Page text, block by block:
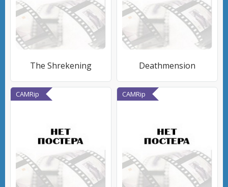
The Shrekening Deathmension
CAMRip CAMRip